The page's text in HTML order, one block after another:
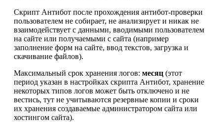
Скрипт Антибот после прохождения антибот-проверки
пользователем не собирает, не анализирует и никак не
взаимодействует с данными, вводимыми пользователем
на сайте или получаемыми с сайта (например
заполнение форм на сайте, ввод текстов, загрузка и
скачивание файлов).
Максимальный срок хранения логов: месяц (этот
период указан в настройках скрипта Антибот, хранение
некоторых типов логов может быть отключено и не
вестись, тут не учитываются резервные копии и сроки
их хранения создаваемые администратором сайта или
хостингом сайта).